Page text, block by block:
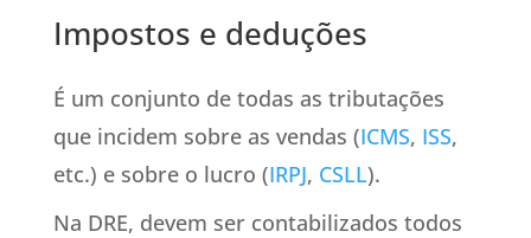
Impostos e deduções
É um conjunto de todas as tributações
que incidem sobre as vendas (ICMS, ISS,
etc.) e sobre o lucro (IRPJ, CSLL).
Na DRE, devem ser contabilizados todos